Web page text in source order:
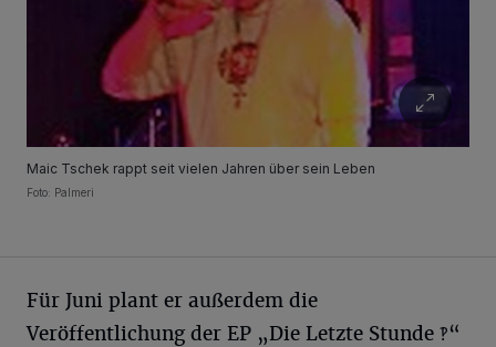
Maic Tschek rappt seit vielen Jahren über sein Leben
Foto: Palmeri
Für Juni plant er außerdem die
Veröffentlichung der EP „Die Letzte Stunde ‽“